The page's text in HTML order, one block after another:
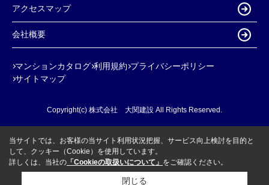
アクセスマップ
会社概要
マンションカタログ 利用規約 プライバシーポリシー
サイトマップ
Copyright(c) 株式会社 大関建設 All Rights Reserved.
当サイトでは、お客様の当サイト利用状況把握、サービス向上検討を目的と
して、クッキー（Cookie）を使用しています。
詳しくは、当社の 「Cookieの取扱いについて」 をご確認ください。
閉じる